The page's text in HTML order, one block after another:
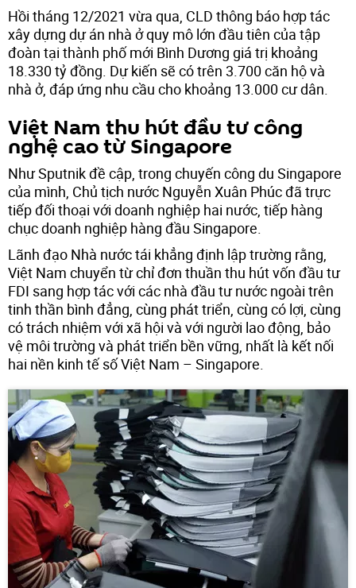
Hồi tháng 12/2021 vừa qua, CLD thông báo hợp tác
xây dựng dự án nhà ở quy mô lớn đầu tiên của tập
đoàn tại thành phố mới Bình Dương giá trị khoảng
18.330 tỷ đồng. Dự kiến sẽ có trên 3.700 căn hộ và
nhà ở, đáp ứng nhu cầu cho khoảng 13.000 cư dân.
Việt Nam thu hút đầu tư công
nghệ cao từ Singapore
Như Sputnik đề cập, trong chuyến công du Singapore
của mình, Chủ tịch nước Nguyễn Xuân Phúc đã trực
tiếp đối thoại với doanh nghiệp hai nước, tiếp hàng
chục doanh nghiệp hàng đầu Singapore.
Lãnh đạo Nhà nước tái khẳng định lập trường rằng,
Việt Nam chuyển từ chỉ đơn thuần thu hút vốn đầu tư
FDI sang hợp tác với các nhà đầu tư nước ngoài trên
tinh thần bình đẳng, cùng phát triển, cùng có lợi, cùng
có trách nhiệm với xã hội và với người lao động, bảo
vệ môi trường và phát triển bền vững, nhất là kết nối
hai nền kinh tế số Việt Nam – Singapore.